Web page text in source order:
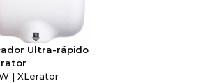
Ultra-rápido
| XLerator